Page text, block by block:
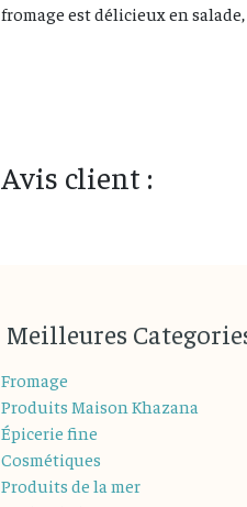
fromage est délicieux en
Avis client :
Meilleures
Fromage
Produits Maison Khazana
Épicerie fine
Cosmétiques
Produits de la mer